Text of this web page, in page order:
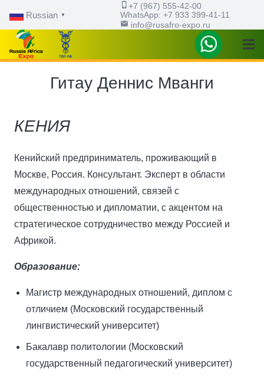
Russian ▼
phone_iphone+7 (967) 555-42-00
WhatsApp: ‪+7 933 399-41-11
email info@rusafro-expo.ru
Гитау Деннис Мванги
КЕНИЯ
Кенийский предприниматель, проживающий в
Москве, Россия. Консультант. Эксперт в области
международных отношений, связей с
общественностью и дипломатии, с акцентом на
стратегическое сотрудничество между Россией и
Африкой.
Образование:
Магистр международных отношений, диплом с
отличием (Московский государственный
лингвистический университет)
Бакалавр политологии (Московский
государственный педагогический университет)